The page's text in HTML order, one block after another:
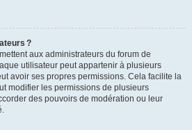
?
aux administrateurs du forum de
utilisateur peut appartenir à plusieurs
avoir ses propres permissions. Cela facilite la
modifier les permissions de plusieurs
des pouvoirs de modération ou leur